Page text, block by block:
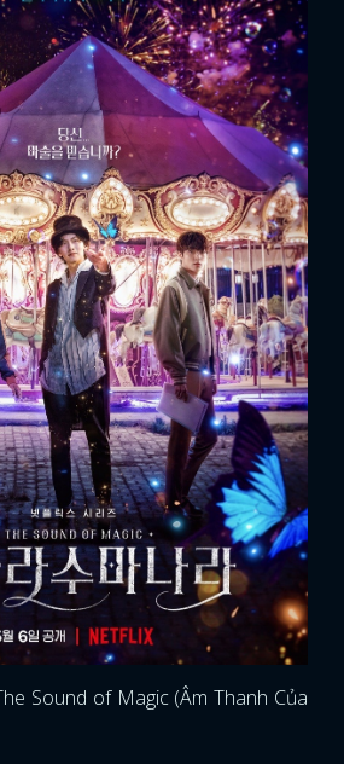
Sound of Magic (Âm Thanh Của